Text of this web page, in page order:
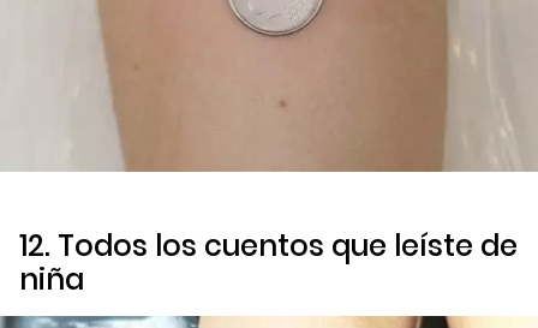
12. Todos los cuentos que leíste de
niña